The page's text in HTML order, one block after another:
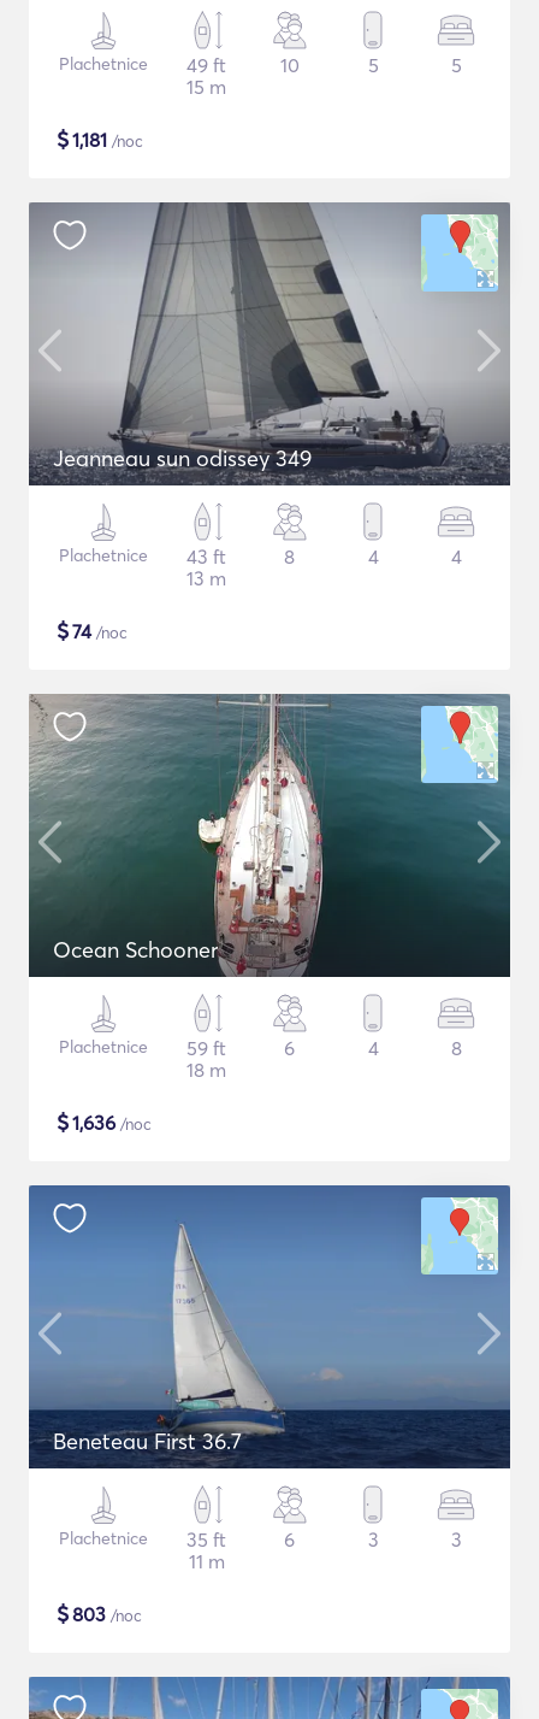
Plachetnice
49 ft
15 m
10 5 5
$1,181 /noc
Jeanneau sun odissey 349
Plachetnice
43 ft
13 m
8 4 4
$74/noc
Ocean Schooner
Plachetnice
59 ft
18 m
6 4 8
$1,636 /noc
Beneteau First 36.7
Plachetnice
35 ft
11 m
6 3 3
$803 /noc